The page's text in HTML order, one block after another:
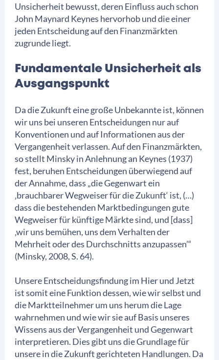
Unsicherheit bewusst, deren Einfluss auch schon
John Maynard Keynes hervorhob und die einer
jeden Entscheidung auf den Finanzmärkten
zugrunde liegt.
Fundamentale Unsicherheit als
Ausgangspunkt
Da die Zukunft eine große Unbekannte ist, können
wir uns bei unseren Entscheidungen nur auf
Konventionen und auf Informationen aus der
Vergangenheit verlassen. Auf den Finanzmärkten,
so stellt Minsky in Anlehnung an Keynes (1937)
fest, beruhen Entscheidungen überwiegend auf
der Annahme, dass „die Gegenwart ein
‚brauchbarer Wegweiser für die Zukunft‘ ist, (…)
dass die bestehenden Marktbedingungen gute
Wegweiser für künftige Märkte sind, und [dass]
‚wir uns bemühen, uns dem Verhalten der
Mehrheit oder des Durchschnitts anzupassen’“
(Minsky, 2008, S. 64).
Unsere Entscheidungsfindung im Hier und Jetzt
ist somit eine Funktion dessen, wie wir selbst und
die Marktteilnehmer um uns herum die Lage
wahrnehmen und wie wir sie auf Basis unseres
Wissens aus der Vergangenheit und Gegenwart
interpretieren. Dies gibt uns die Grundlage für
unsere in die Zukunft gerichteten Handlungen. Da